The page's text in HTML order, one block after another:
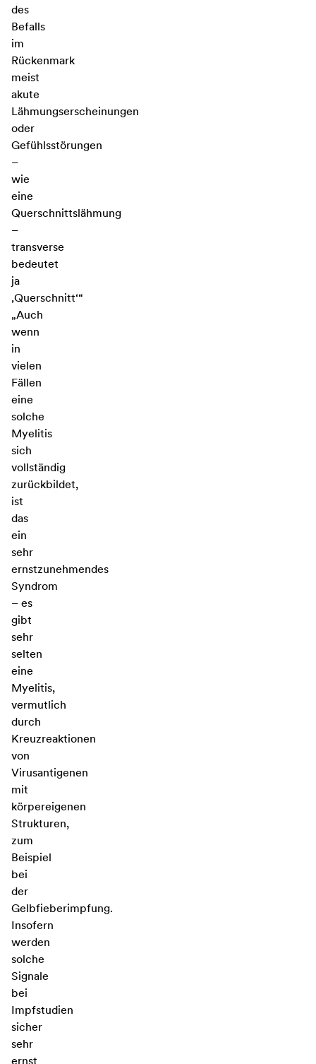
des
Befalls
im
Rückenmark
meist
akute
Lähmungserscheinungen
oder
Gefühlsstörungen
–
wie
eine
Querschnittslähmung
–
transverse
bedeutet
ja
‚Querschnitt‘“
„Auch
wenn
in
vielen
Fällen
eine
solche
Myelitis
sich
vollständig
zurückbildet,
ist
das
ein
sehr
ernstzunehmendes
Syndrom
– es
gibt
sehr
selten
eine
Myelitis,
vermutlich
durch
Kreuzreaktionen
von
Virusantigenen
mit
körpereigenen
Strukturen,
zum
Beispiel
bei
der
Gelbfieberimpfung.
Insofern
werden
solche
Signale
bei
Impfstudien
sicher
sehr
ernst